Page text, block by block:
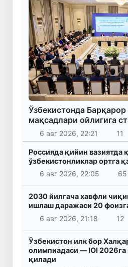
Ўзбекистонда
мақсадлари ойлигига
6 авг 2026, 22:21 11
Россияда қийин вазиятда
ўзбекистонликлар ортга
6 авг 2026, 22:05
65
2030 йилгача хавфли
ишлаш даражаси 20
6 авг 2026, 21:18
12
Ўзбекистон илк бор
олимпиадаси — IOI
қилади